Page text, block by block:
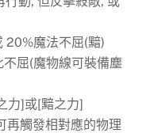
20%魔法不屈(黯)
不屈(魔物線可裝備塵
力]或[黯之力]
再觸發相對應的物理